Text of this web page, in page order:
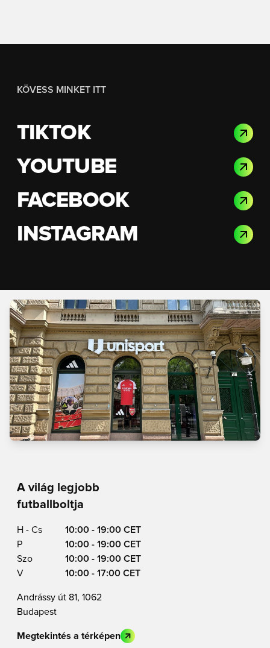
KÖVESS MINKET ITT
TIKTOK
YOUTUBE
FACEBOOK
INSTAGRAM
A világ legjobb
futballboltja
H - Cs
10:00 - 19:00 CET
P
10:00 - 19:00 CET
Szo
10:00 - 19:00 CET
V
10:00 - 17:00 CET
Andrássy út 81, 1062
Budapest
Megtekintés a térképen